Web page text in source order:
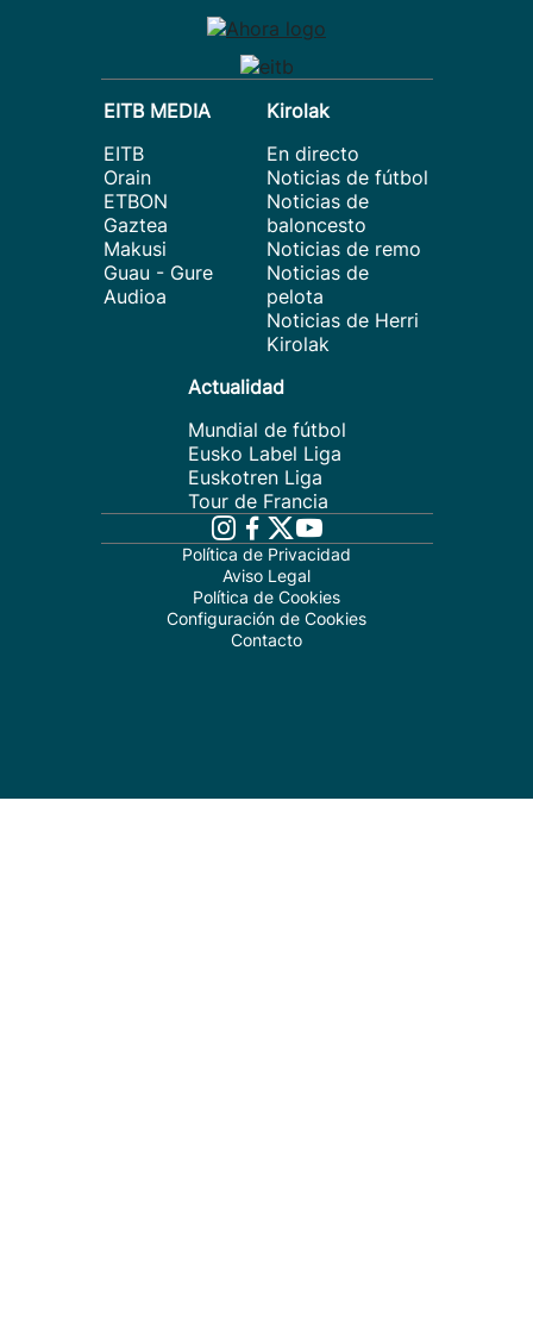
EITB MEDIA
EITB
Orain
ETBON
Gaztea
Makusi
Guau - Gure
Audioa
Kirolak
En directo
Noticias de fútbol
Noticias de
baloncesto
Noticias de remo
Noticias de
pelota
Noticias de Herri
Kirolak
Actualidad
Mundial de fútbol
Eusko Label Liga
Euskotren Liga
Tour de Francia
Política de Privacidad
Aviso Legal
Política de Cookies
Configuración de Cookies
Contacto